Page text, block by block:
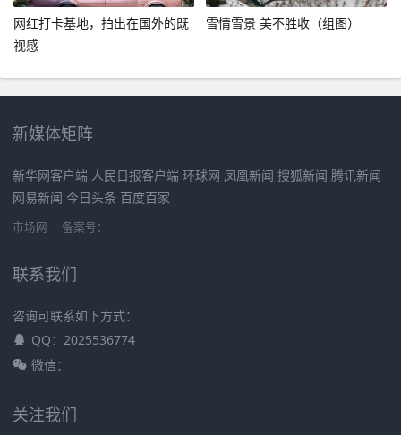
网红打卡基地，拍出在国外的既
视感
雪情雪景 美不胜收（组图）
新媒体矩阵
新华网客户端 人民日报客户端 环球网 凤凰新闻 搜狐新闻 腾讯新闻
网易新闻 今日头条 百度百家
市场网 备案号：
联系我们
咨询可联系如下方式：
QQ：2025536774
微信：
关注我们